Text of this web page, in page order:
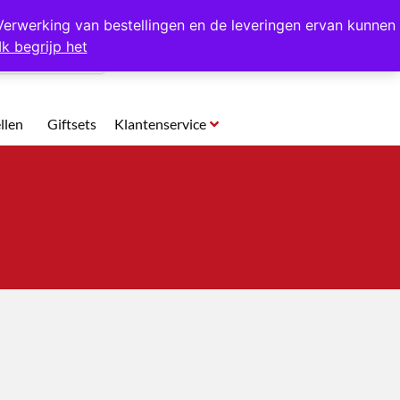
van bestellingen en de leveringen ervan kunnen
Ik begrijp het
te halen in Hansweert
Giftsets Klantenservice